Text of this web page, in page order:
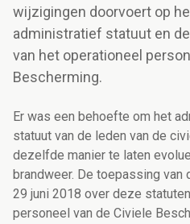
wijzigingen doorvoert op
administratief statuut en
van het operationeel
Bescherming.
Er was een behoefte om het
statuut van de leden van de
dezelfde manier te laten
brandweer. De toepassing van
29 juni 2018 over deze
personeel van de Civiele